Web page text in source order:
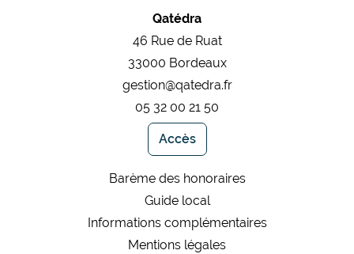
Qatédra
46 Rue de Ruat
33000 Bordeaux
gestion@qatedra.fr
05 32 00 21 50
Accès
Barème des honoraires
Guide local
Informations complémentaires
Mentions légales